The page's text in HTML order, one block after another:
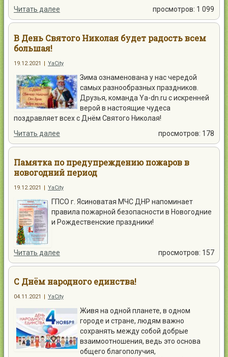
Читать далее
просмотров: 1 099
В День Святого Николая будет радость всем
большая!
19.12.2021 | YaCity
Зима ознаменована у нас чередой
самых разнообразных праздников.
Друзья, команда Ya-dn.ru с искренней
верой в настоящие чудеса
поздравляет всех с Днём Святого Николая!
Читать далее
просмотров: 178
Памятка по предупреждению пожаров в
новогодний период
19.12.2021 | YaCity
ГПСО г. Ясиноватая МЧС ДНР напоминает
правила пожарной безопасности в Новогодние
и Рождественские праздники!
Читать далее просмотров: 157
С Днём народного единства!
04.11.2021 | YaCity
Живя на одной планете, в одном
городе и стране, людям важно
сохранять между собой добрые
взаимоотношения, ведь это основа
общего благополучия,